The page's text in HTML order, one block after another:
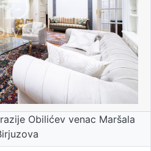
Obilićev venac Maršala